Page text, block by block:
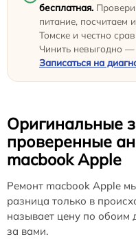
бесплатная.
питание, посчитаем
Томске и честно
Чинить невыгодно —
Записаться на
Оригинальные
проверенные
macbook Apple
Ремонт macbook Apple
разница только в
называет цену по обоим
за вами.